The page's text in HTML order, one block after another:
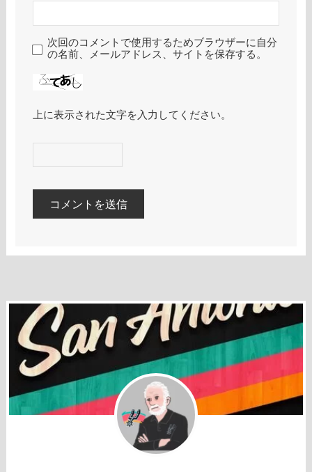
次回のコメントで使用するためブラウザーに自分
の名前、メールアドレス、サイトを保存する。
上に表示された文字を入力してください。